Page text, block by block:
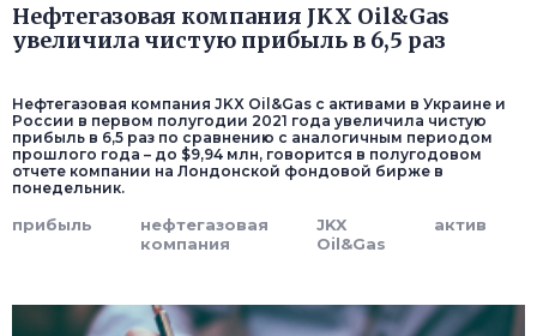
Нефтегазовая компания JKX Oil&Gas
увеличила чистую прибыль в 6,5 раз
Нефтегазовая компания JKX Oil&Gas с активами в Украине и
России в первом полугодии 2021 года увеличила чистую
прибыль в 6,5 раз по сравнению с аналогичным периодом
прошлого года – до $9,94 млн, говорится в полугодовом
отчете компании на Лондонской фондовой бирже в
понедельник.
прибыль
нефтегазовая
компания
JKX
Oil&Gas
актив